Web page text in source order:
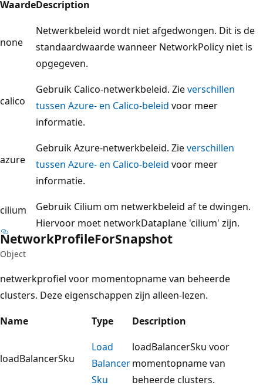
WaardeDescription
none
Netwerkbeleid wordt niet afgedwongen. Dit is de
standaardwaarde wanneer NetworkPolicy niet is
opgegeven.
calico
Gebruik Calico-netwerkbeleid. Zieverschillen
tussen Azure- en Calico-beleid voor meer
informatie.
azure
Gebruik Azure-netwerkbeleid. Zieverschillen
tussen Azure- en Calico-beleid voor meer
informatie.
cilium
Gebruik Cilium om netwerkbeleid af te dwingen.
Hiervoor moet networkDataplane 'cilium' zijn.
NetworkProfileForSnapshot
Object
netwerkprofiel voor momentopname van beheerde
clusters. Deze eigenschappen zijn alleen-lezen.
Name
Type Description
loadBalancerSku
Load
Balancer
Sku
loadBalancerSku voor
momentopname van
beheerde clusters.